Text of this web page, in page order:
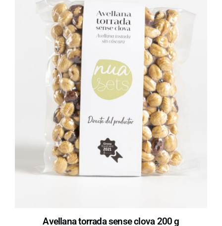
Avellana torrada sense clova 200 g